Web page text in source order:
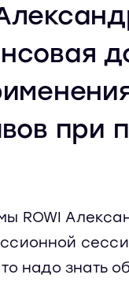
при
ROWI
надо